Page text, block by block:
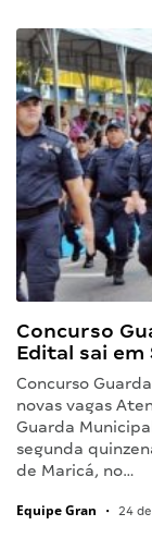
Concurso
Edital sai
Concurso
novas vagas
Guarda
segunda
de Maricá, no…
Equipe Gran • 24